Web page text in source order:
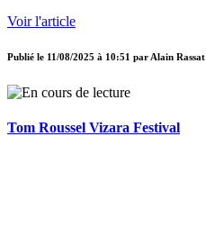
Voir l'article
Publié le 11/08/2025 à 10:51 par Alain Rassat
Tom Roussel Vizara Festival